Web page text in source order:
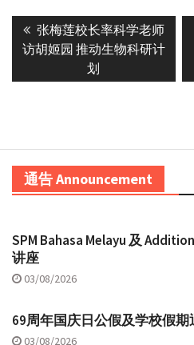
Post
navigation
Previous
post:
张梅莲校长率科学老师
访胡姬园 推动生物科研计
划
通告 Announcement
SPM Bahasa Melayu 及
讲座
03/08/2026
69周年国庆日公假及学校假期
03/08/2026